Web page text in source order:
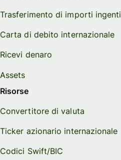
Trasferimento di importi ingenti
Carta di debito internazionale
Ricevi denaro
Assets
Risorse
Convertitore di valuta
Ticker azionario internazionale
Codici Swift/BIC